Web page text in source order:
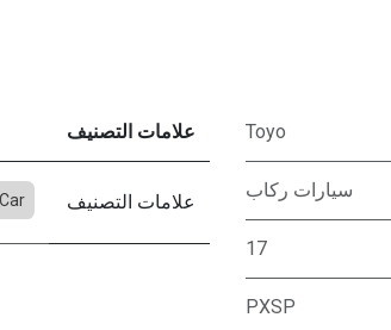
Toyo
سيارات ركاب
17
PXSP
علامات التصنيف
علامات التصنيف